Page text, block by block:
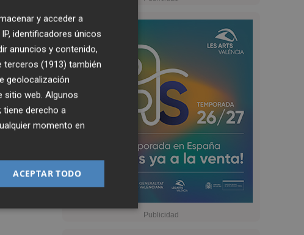
y acceder a
identificadores únicos
anuncios y contenido,
terceros (1913) también
geolocalización
sitio web. Algunos
tiene derecho a
momento en
ACEPTAR TODO